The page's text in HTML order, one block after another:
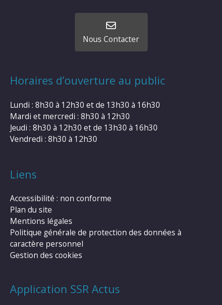
Nous Contacter
Horaires d’ouverture au public
Lundi : 8h30 à 12h30 et de 13h30 à 16h30
Mardi et mercredi : 8h30 à 12h30
Jeudi : 8h30 à 12h30 et de 13h30 à 16h30
Vendredi : 8h30 à 12h30
Liens
Accessibilité : non conforme
Plan du site
Mentions légales
Politique générale de protection des données à
caractère personnel
Gestion des cookies
Application SSR Actus